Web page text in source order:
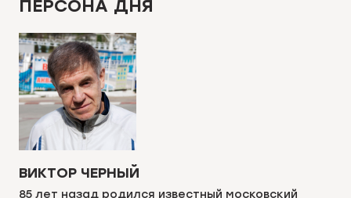
ПЕРСОНА ДНЯ
ВИКТОР ЧЕРНЫЙ
85 лет назад родился известный московский